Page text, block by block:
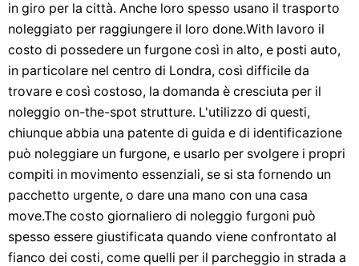
in giro per la città. Anche loro spesso usano il trasporto
noleggiato per raggiungere il loro done.With lavoro il
costo di possedere un furgone così in alto, e posti auto,
in particolare nel centro di Londra, così difficile da
trovare e così costoso, la domanda è cresciuta per il
noleggio on-the-spot strutture. L'utilizzo di questi,
chiunque abbia una patente di guida e di identificazione
può noleggiare un furgone, e usarlo per svolgere i propri
compiti in movimento essenziali, se si sta fornendo un
pacchetto urgente, o dare una mano con una casa
move.The costo giornaliero di noleggio furgoni può
spesso essere giustificata quando viene confrontato al
fianco dei costi, come quelli per il parcheggio in strada a